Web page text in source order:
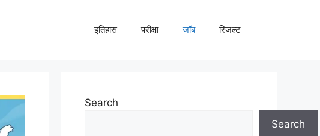
इतिहास परीक्षा जॉब रिजल्ट
Search
Search